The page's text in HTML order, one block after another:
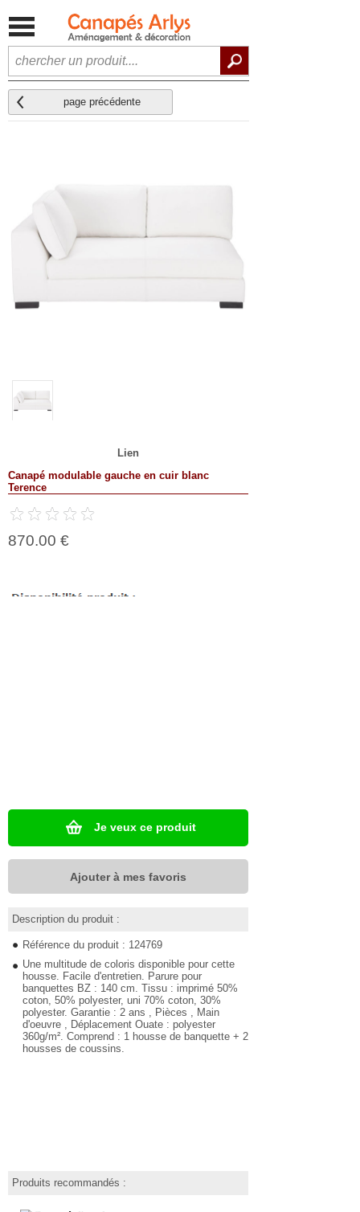
page précédente
Lien
Canapé modulable gauche en cuir blanc
Terence
870.00 €
Je veux ce produit
Ajouter à mes favoris
Description du produit :
Référence du produit : 124769
Une multitude de coloris disponible pour cette
housse. Facile d'entretien. Parure pour
banquettes BZ : 140 cm. Tissu : imprimé 50%
coton, 50% polyester, uni 70% coton, 30%
polyester. Garantie : 2 ans , Pièces , Main
d'oeuvre , Déplacement Ouate : polyester
360g/m². Comprend : 1 housse de banquette + 2
housses de coussins.
Produits recommandés :